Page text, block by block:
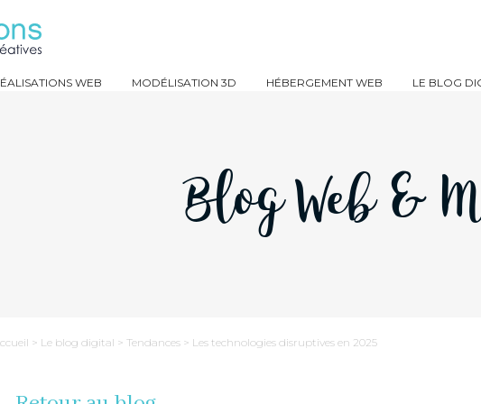
WEB MODÉLISATION 3D HÉBERGEMENT WEB LE BLOG
Blog Web &
> Le blog digital > Tendances > Les technologies disruptives en 2025